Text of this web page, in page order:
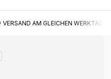
AM GLEICHEN WERKTAG*